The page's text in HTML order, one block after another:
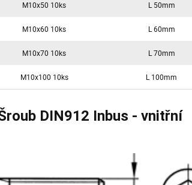
M10x50 10ks L 50mm
M10x60 10ks L 60mm
M10x70 10ks L 70mm
M10x100 10ks L 100mm
DIN912 Inbus - vnitřní